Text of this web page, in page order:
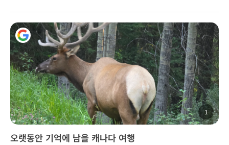
1
오랫동안 기억에 남을 캐나다 여행